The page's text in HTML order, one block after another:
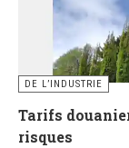
DE L’INDUSTRIE
Tarifs
risques